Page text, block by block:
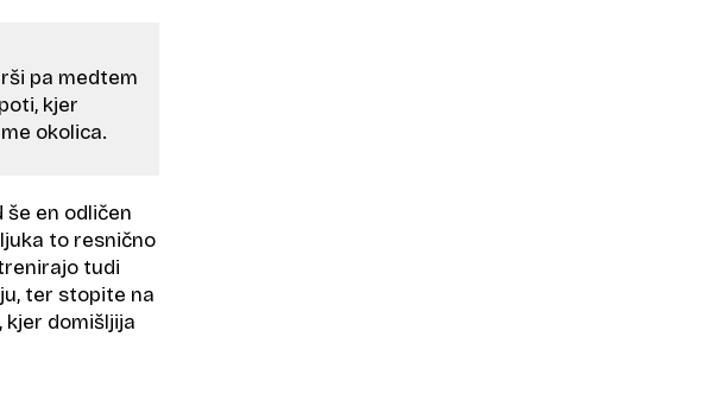
pa medtem
kjer
okolica.
še en odličen
to resnično
tudi
ter stopite na
kjer domišljija